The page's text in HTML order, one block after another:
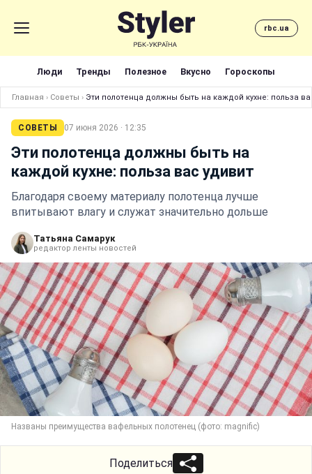
rbc.ua
Люди Тренды Полезное Вкусно Гороскопы
Главная › Советы › Эти полотенца должны быть на каждой кухне: польза
СОВЕТЫ 07 июня 2026 · 12:35
Эти полотенца должны быть на
каждой кухне: польза вас удивит
Благодаря своему материалу полотенца лучше
впитывают влагу и служат значительно дольше
Татьяна Самарук
редактор ленты новостей
Названы преимущества вафельных полотенец (фото: magnific)
Поделиться